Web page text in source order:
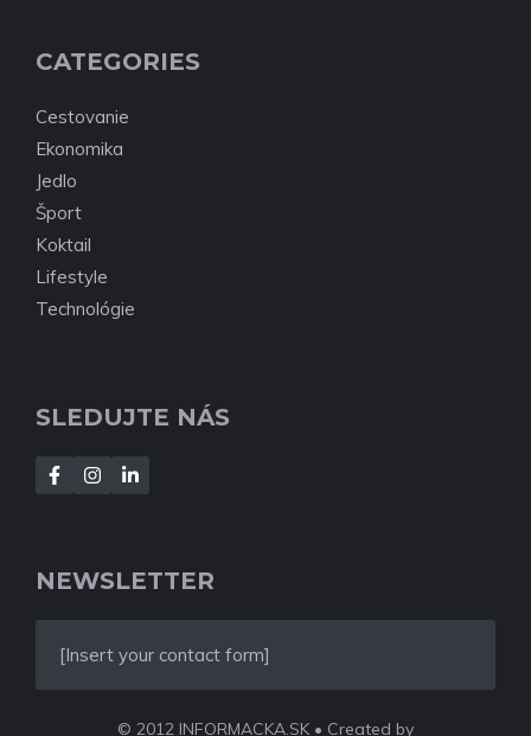
CATEGORIES
Cestovanie
Ekonomika
Jedlo
Šport
Koktail
Lifestyle
Technológie
SLEDUJTE NÁS
NEWSLETTER
[Insert your contact form]
© 2012 INFORMACKA.SK • Created by